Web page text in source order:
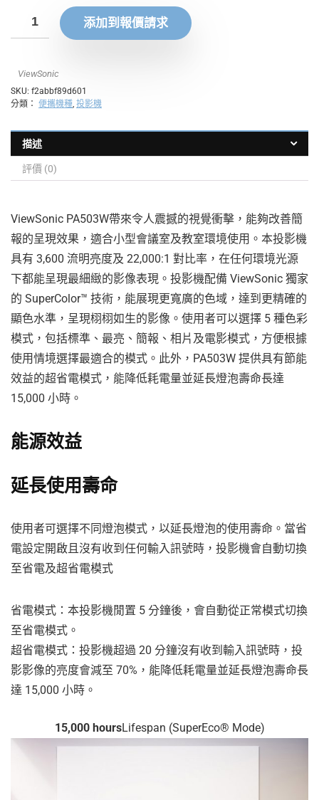
添加到報價請求
ViewSonic
SKU: f2abbf89d601
分類： 便攜機種, 投影機
描述
評價 (0)
ViewSonic PA503W帶來令人震撼的視覺衝擊，能夠改善簡
報的呈現效果，適合小型會議室及教室環境使用。本投影機
具有 3,600 流明亮度及 22,000:1 對比率，在任何環境光源
下都能呈現最細緻的影像表現。投影機配備 ViewSonic 獨家
的 SuperColor™ 技術，能展現更寬廣的色域，達到更精確的
顯色水準，呈現栩栩如生的影像。使用者可以選擇 5 種色彩
模式，包括標準、最亮、簡報、相片及電影模式，方便根據
使用情境選擇最適合的模式。此外，PA503W 提供具有節能
效益的超省電模式，能降低耗電量並延長燈泡壽命長達
15,000 小時。
能源效益
延長使用壽命
使用者可選擇不同燈泡模式，以延長燈泡的使用壽命。當省
電設定開啟且沒有收到任何輸入訊號時，投影機會自動切換
至省電及超省電模式
省電模式：本投影機閒置 5 分鐘後，會自動從正常模式切換
至省電模式。
超省電模式：投影機超過 20 分鐘沒有收到輸入訊號時，投
影影像的亮度會減至 70%，能降低耗電量並延長燈泡壽命長
達 15,000 小時。
15,000 hoursLifespan (SuperEco® Mode)